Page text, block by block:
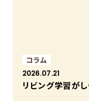
コラム
2026.07.21